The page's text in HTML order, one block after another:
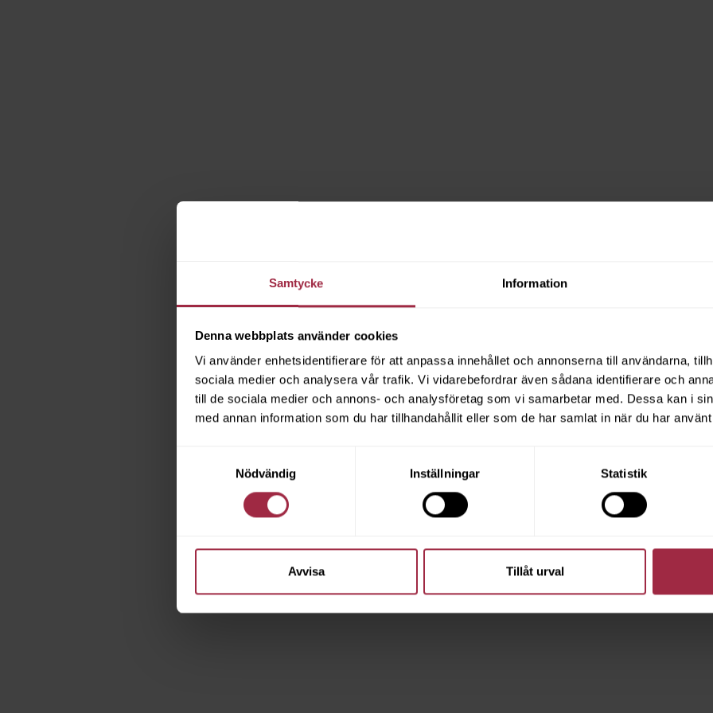
Samtycke Information
Denna webbplats använder cookies
Vi använder enhetsidentifierare för att anpassa innehållet och annonserna till användarna,
sociala medier och analysera vår trafik. Vi vidarebefordrar även sådana identifierare och
till de sociala medier och annons- och analysföretag som vi samarbetar med. Dessa kan i
med annan information som du har tillhandahållit eller som de har samlat in när du har
Nödvändig
Inställningar Statistik
Avvisa Tillåt urval